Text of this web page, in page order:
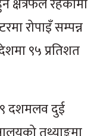
रोपाइँ सम्पन्न
९५ प्रतिशत
दशमलव दुई